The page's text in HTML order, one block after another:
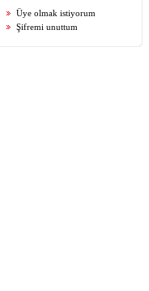
Üye olmak istiyorum
Şifremi unuttum